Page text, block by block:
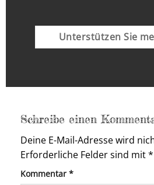
Unterstützen Sie
Schreibe einen
Deine E-Mail-Adresse wird
Erforderliche Felder sind mit*
Kommentar *